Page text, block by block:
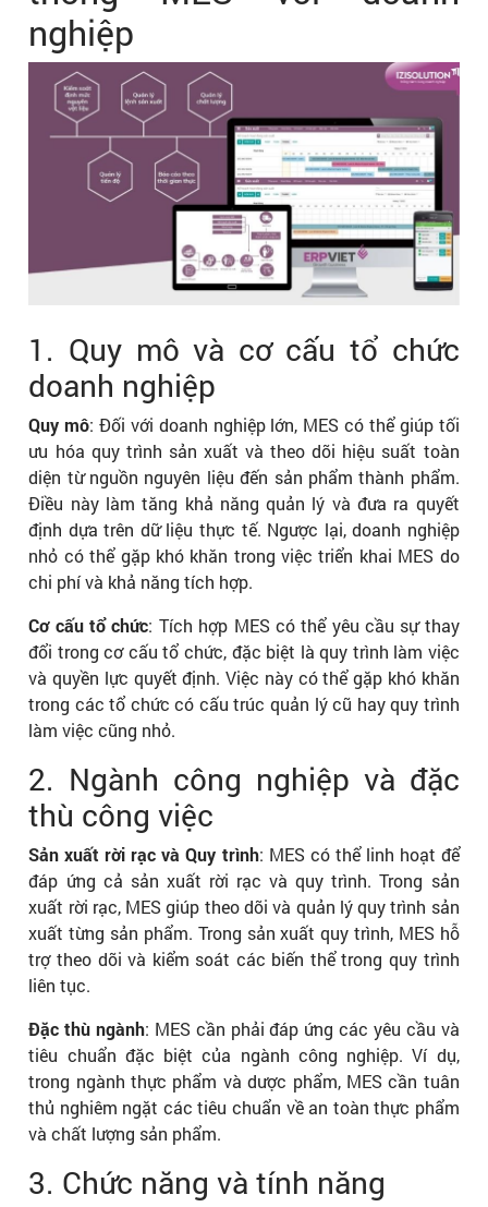
nghiệp
1. Quy mô và cơ cấu tổ chức
doanh nghiệp
Quy mô: Đối với doanh nghiệp lớn, MES có thể giúp tối
ưu hóa quy trình sản xuất và theo dõi hiệu suất toàn
diện từ nguồn nguyên liệu đến sản phẩm thành phẩm.
Điều này làm tăng khả năng quản lý và đưa ra quyết
định dựa trên dữ liệu thực tế. Ngược lại, doanh nghiệp
nhỏ có thể gặp khó khăn trong việc triển khai MES do
chi phí và khả năng tích hợp.
Cơ cấu tổ chức: Tích hợp MES có thể yêu cầu sự thay
đổi trong cơ cấu tổ chức, đặc biệt là quy trình làm việc
và quyền lực quyết định. Việc này có thể gặp khó khăn
trong các tổ chức có cấu trúc quản lý cũ hay quy trình
làm việc cũng nhỏ.
2. Ngành công nghiệp và đặc
thù công việc
Sản xuất rời rạc và Quy trình: MES có thể linh hoạt để
đáp ứng cả sản xuất rời rạc và quy trình. Trong sản
xuất rời rạc, MES giúp theo dõi và quản lý quy trình sản
xuất từng sản phẩm. Trong sản xuất quy trình, MES hỗ
trợ theo dõi và kiểm soát các biến thể trong quy trình
liên tục.
Đặc thù ngành: MES cần phải đáp ứng các yêu cầu và
tiêu chuẩn đặc biệt của ngành công nghiệp. Ví dụ,
trong ngành thực phẩm và dược phẩm, MES cần tuân
thủ nghiêm ngặt các tiêu chuẩn về an toàn thực phẩm
và chất lượng sản phẩm.
3. Chức năng và tính năng